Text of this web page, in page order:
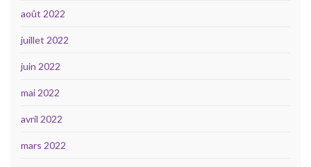
août 2022
juillet 2022
juin 2022
mai 2022
avril 2022
mars 2022